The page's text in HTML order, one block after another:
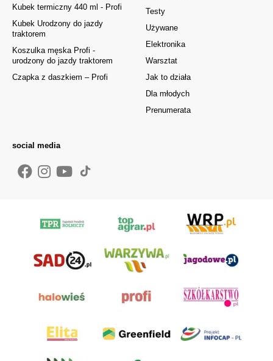
Testy
Używane
Elektronika
Warsztat
Jak to działa
Dla młodych
Prenumerata
Kubek termiczny 440 ml - Profi
Kubek Urodzony do jazdy
traktorem
Koszulka męska Profi -
urodzony do jazdy traktorem
Czapka z daszkiem – Profi
social media